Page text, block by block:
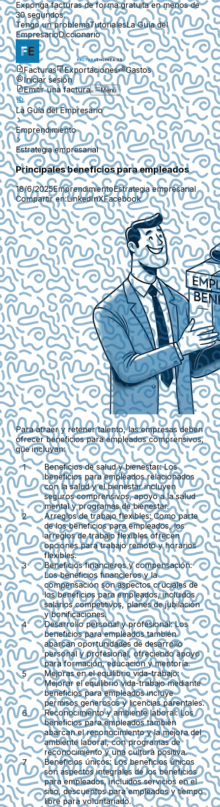
Exponga facturas de forma gratuita en menos de
30 segundos.
Tengo un problemaTutorialesLa Guía del
EmpresarioDiccionario
Facturas Exportaciones
Gastos
Iniciar sesión
Emitir una factura
Menú
La Guía del Empresario
Emprendimiento
Estrategia empresarial
Principales beneficios para empleados
18/6/2025EmprendimientoEstrategia empresarial
Compartir en:LinkedInXFacebook
Para atraer y retener talento, las empresas deben
ofrecer beneficios para empleados comprensivos,
que incluyan:
Beneficios de salud y bienestar:Los
beneficios para empleados relacionados
con la salud y el bienestar incluyen
seguros comprensivos, apoyo a la salud
mental y programas de bienestar.
Arreglos de trabajo flexibles:Como parte
de los beneficios para empleados, los
arreglos de trabajo flexibles ofrecen
opciones para trabajo remoto y horarios
flexibles.
Beneficios financieros y compensación:
Los beneficios financieros y la
compensación son aspectos cruciales de
los beneficios para empleados, incluidos
salarios competitivos, planes de jubilación
y bonificaciones.
Desarrollo personal y profesional:Los
beneficios para empleados también
abarcan oportunidades de desarrollo
personal y profesional, ofreciendo apoyo
para formación, educación y mentoría.
Mejoras en el equilibrio vida-trabajo:
Mejorar el equilibrio vida-trabajo mediante
beneficios para empleados incluye
permisos generosos y licencias parentales.
Reconocimiento y ambiente laboral:Los
beneficios para empleados también
abarcan el reconocimiento y la mejora del
ambiente laboral, con programas de
reconocimiento y una cultura positiva.
Beneficios únicos:Los beneficios únicos
son aspectos integrales de los beneficios
para empleados, incluidos servicios en el
sitio, descuentos para empleados y tiempo
libre para voluntariado.